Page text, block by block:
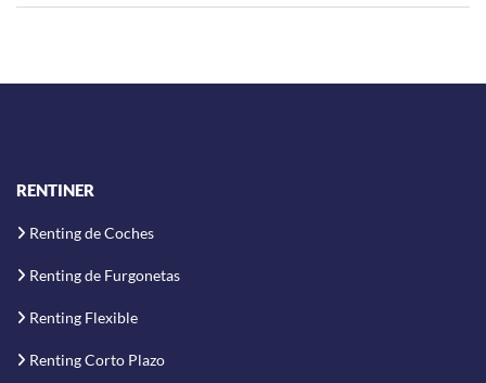
RENTINER
Renting de Coches
Renting de Furgonetas
Renting Flexible
Renting Corto Plazo